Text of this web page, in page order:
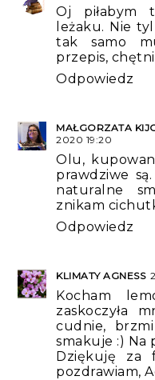
Oj piłabym
leżaku. Nie
tak samo
przepis,
Odpowiedz
MAŁGORZATA
2020 19:20
Olu,
prawdziwe
naturalne
znikam
Odpowiedz
KLIMATY AGNESS
Kocham
zaskoczyła
cudnie,
smakuje :) Na
Dziękuję za
pozdrawiam,